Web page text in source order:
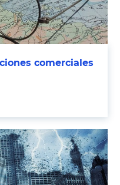
comerciales